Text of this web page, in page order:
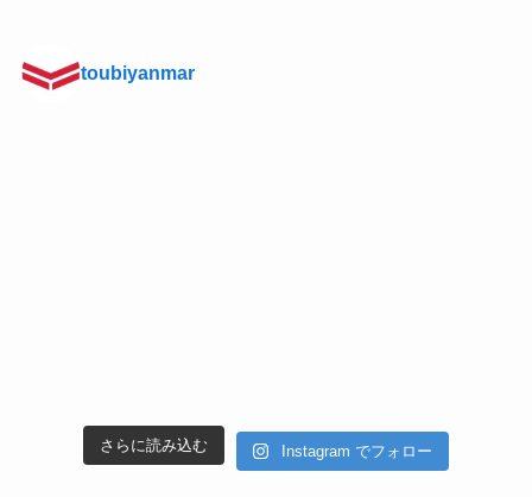
toubiyanmar
さらに読み込む Instagram でフォロー